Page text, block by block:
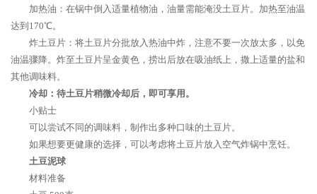
加热油：在锅中倒入适量植物油，油量需能淹没土豆片。加热至油温
达到170℃。
炸土豆片：将土豆片分批放入热油中炸，注意不要一次放太多，以免
油温骤降。炸至土豆片呈金黄色，捞出后放在吸油纸上，撒上适量的盐和
其他调味料。
冷却：待土豆片稍微冷却后，即可享用。
小贴士
可以尝试不同的调味料，制作出多种口味的土豆片。
如果想要更健康的选择，可以考虑将土豆片放入空气炸锅中烹饪。
土豆泥球
材料准备